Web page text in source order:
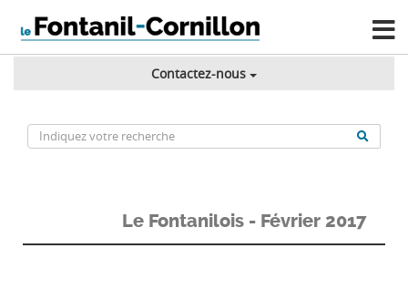
Contactez-nous
Le Fontanilois - Février 2017